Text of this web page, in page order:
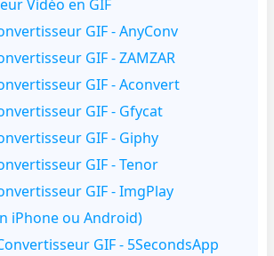
Vidéo en GIF
GIF - AnyConv
GIF - ZAMZAR
GIF - Aconvert
GIF - Gfycat
GIF - Giphy
GIF - Tenor
GIF - ImgPlay
iPhone ou Android)
GIF - 5SecondsApp